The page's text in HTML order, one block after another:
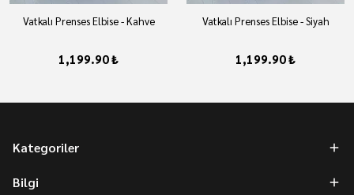
Vatkalı Prenses Elbise - Kahve
1,199.90 ₺
Vatkalı Prenses Elbise - Siyah
1,199.90 ₺
Kategoriler
Bilgi